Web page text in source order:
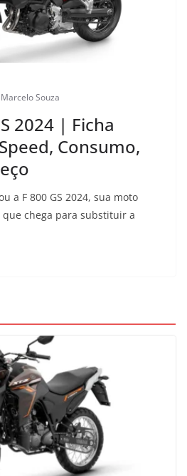
Marcelo Souza
2024 | Ficha
Consumo,
a F 800 GS 2024, sua moto
chega para substituir a